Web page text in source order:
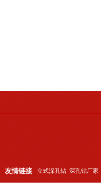
友情链接 立式深孔钻 深孔钻厂家